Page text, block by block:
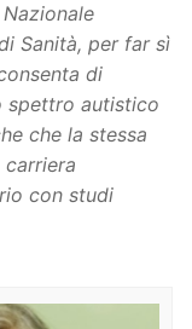
Sanità, per far sì
di
spettro autistico
che la stessa
con studi